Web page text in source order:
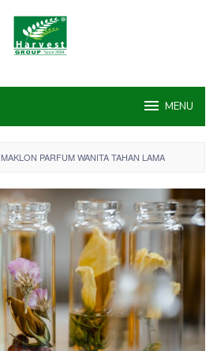
MENU
MAKLON PARFUM WANITA TAHAN LAMA